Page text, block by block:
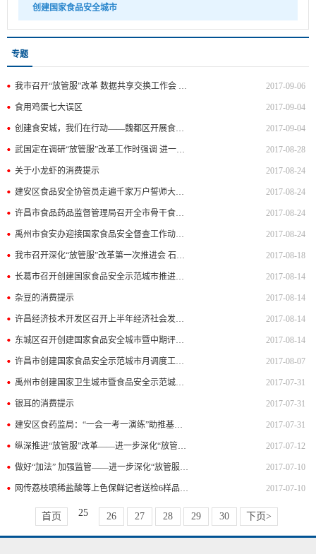
创建国家食品安全城市
专题
我市召开“放管服”改革 数据共享交换工作会 石迎军主持会议并提出要求 2017-09-06
食用鸡蛋七大误区 2017-09-04
创建食安城，我们在行动——魏都区开展食品安全“四率”调查问卷加强创建宣传工作 2017-09-04
武国定在调研“放管服”改革工作时强调 进一步深化“放管服”改革 让老百姓办事更方便创业更便利 石迎军一同前往 2017-08-28
关于小龙虾的消费提示 2017-08-24
建安区食品安全协管员走遍千家万户誓师大会震撼来袭 2017-08-24
许昌市食品药品监督管理局召开全市骨干食品生产企业“响应、承诺、践行”食品安全主体责任推进大会 2017-08-24
禹州市食安办迎接国家食品安全督查工作动员会暨创建国家食品安全城市八月份调度会 2017-08-24
我市召开深化“放管服”改革第一次推进会 石迎军主持会议并提出要求 2017-08-18
长葛市召开创建国家食品安全示范城市推进工作会议 2017-08-14
杂豆的消费提示 2017-08-14
许昌经济技术开发区召开上半年经济社会发展目标（食品安全）考核评议暨创建食品安全城市工作推进会议 2017-08-14
东城区召开创建国家食品安全城市暨中期评估工作会 2017-08-14
许昌市创建国家食品安全示范城市月调度工作会议召开 2017-08-07
禹州市创建国家卫生城市暨食品安全示范城市（教体系统）推进会召开 2017-07-31
银耳的消费提示 2017-07-31
建安区食药监局：“一会一考一演练”助推基层协管员队伍建设 2017-07-31
纵深推进“放管服”改革——进一步深化“放管服”改革系列评论之五 2017-07-12
做好“加法” 加强监管——进一步深化“放管服”改革系列评论之三 2017-07-10
网传荔枝喷稀盐酸等上色保鲜记者送检6样品均未检出 2017-07-10
首页 25 26 27 28 29 30 下页>